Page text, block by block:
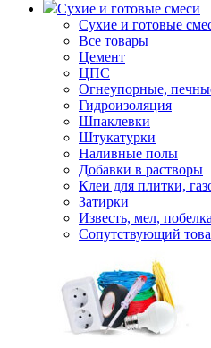
Сухие и готовые смеси
Сухие и готовые
Все товары
Цемент
ЦПС
Огнеупорные,
Гидроизоляция
Шпаклевки
Штукатурки
Наливные полы
Добавки в растворы
Клеи для плитки,
Затирки
Известь, мел, побелка
Сопутствующий